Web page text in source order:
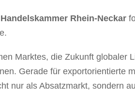
Rhein-Neckar
Marktes, die Zukunft globaler
Gerade für exportorientierte
nur als Absatzmarkt, sondern